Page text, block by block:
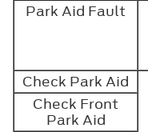
Park Aid Fault
Check Park Aid
Check Front
Park Aid